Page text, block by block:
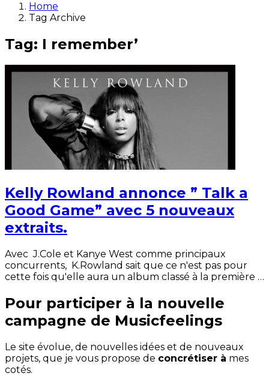
Home
Tag Archive
Tag: I remember’
Kelly Rowland annonce ” Talk a
Good Game” avec 5 nouveaux
extraits.
Avec J.Cole et Kanye West comme principaux
concurrents, K.Rowland sait que ce n'est pas pour
cette fois qu'elle aura un album classé à la première …
Pour participer à la nouvelle
campagne de Musicfeelings
Le site évolue, de nouvelles idées et de nouveaux
projets, que je vous propose de concrétiser à mes
cotés.